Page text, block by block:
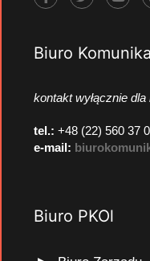
Biuro
kontakt wyłącznie dla
tel.: +48 (22) 560 37
e-mail:
Biuro PKOl